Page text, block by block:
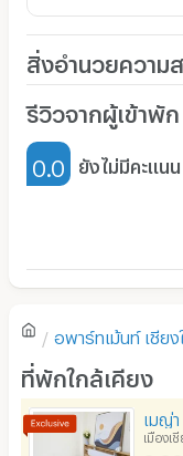
สิ่งอำนวยความ
เฟอร์นิเจอร์-ตู้, เตียง
เครื่องทำน้ำอุ่น
โซฟา
โต๊ะ - เก้าอี้ทำงาน
เตาปรุงอาหาร
รีวิวจากผู้เข้าพัก
0.0 ยังไม่มีคะแนน
ยังไ
เขี
อพาร์ทเม้นท์ เชียง
ที่พักใกล้เคียง
เมญ่
เมืองเชี